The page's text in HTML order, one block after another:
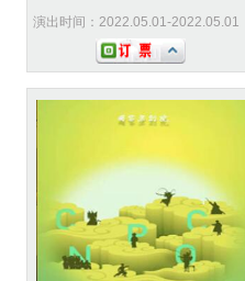
演出时间：2022.05.01-2022.05.01